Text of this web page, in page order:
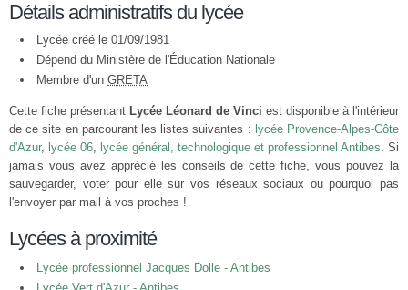
Détails administratifs du lycée
Lycée créé le 01/09/1981
Dépend du Ministère de l'Éducation Nationale
Membre d'un GRETA
Cette fiche présentant Lycée Léonard de Vinci est disponible à l'intérieur
de ce site en parcourant les listes suivantes : lycée Provence-Alpes-Côte
d'Azur, lycée 06, lycée général, technologique et professionnel Antibes. Si
jamais vous avez apprécié les conseils de cette fiche, vous pouvez la
sauvegarder, voter pour elle sur vos réseaux sociaux ou pourquoi pas
l'envoyer par mail à vos proches !
Lycées à proximité
Lycée professionnel Jacques Dolle - Antibes